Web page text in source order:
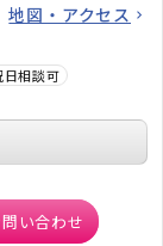
地図・アクセス
日相談可
い合わせ